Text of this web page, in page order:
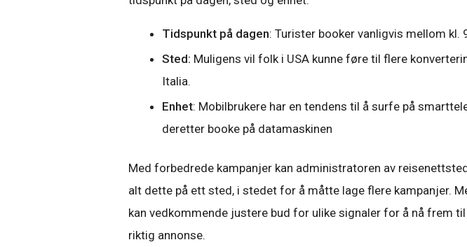
Tidspunkt på dagen: Turister booker vanligvis mellom kl.
Sted: Muligens vil folk i USA kunne føre til flere
Italia.
Enhet: Mobilbrukere har en tendens til å surfe på
deretter booke på datamaskinen
Med forbedrede kampanjer kan administratoren av
alt dette på ett sted, i stedet for å måtte lage flere kampanjer.
kan vedkommende justere bud for ulike signaler for å nå frem
riktig annonse.